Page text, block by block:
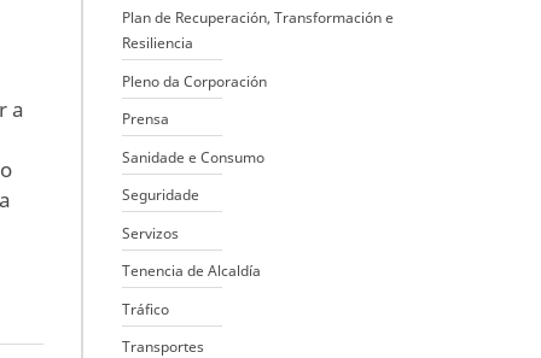
a
Plan de Recuperación, Transformación e
Resiliencia
Pleno da Corporación
Prensa
Sanidade e Consumo
Seguridade
Servizos
Tenencia de Alcaldía
Tráfico
Transportes